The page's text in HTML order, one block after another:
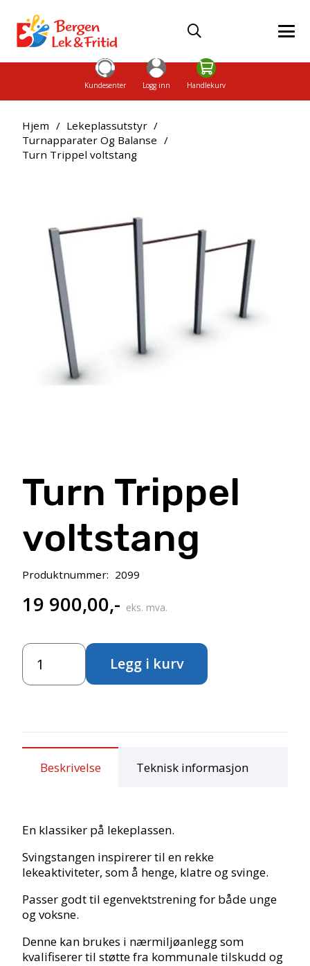
Kundesenter Logg inn Handlekurv
Hjem / Lekeplassutstyr /
Turnapparater Og Balanse /
Turn Trippel voltstang
Turn Trippel
voltstang
Produktnummer: 2099
19 900,00,- eks. mva.
Turn
Trippel
voltstang
Legg i kurv
Beskrivelse Teknisk informasjon
En klassiker på lekeplassen.
Svingstangen inspirerer til en rekke
lekeaktiviteter, som å henge, klatre og svinge.
Passer godt til egenvektstrening for både unge
og voksne.
Denne kan brukes i nærmiljøanlegg som
kvalifiserer til støtte fra kommunale tilskudd og